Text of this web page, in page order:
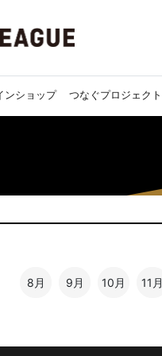
ンショップ つなぐプロジェクト
8月 9月 10月 11月